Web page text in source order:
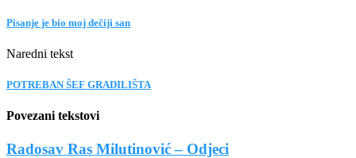
Pisanje je bio moj dečiji san
Naredni tekst
POTREBAN ŠEF GRADILIŠTA
Povezani tekstovi
Radosav Ras Milutinović – Odjeci